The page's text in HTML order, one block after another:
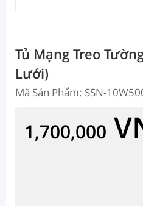
Tủ Mạng Treo
Lưới)
Mã Sản Phẩm: SSN-
1,700,000